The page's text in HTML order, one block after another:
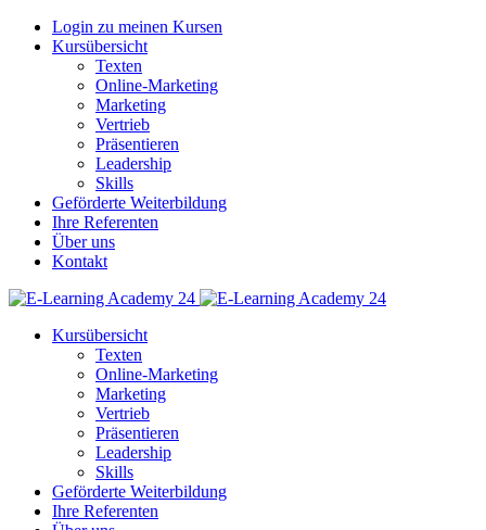
Login zu meinen Kursen
Kursübersicht
Texten
Online-Marketing
Marketing
Vertrieb
Präsentieren
Leadership
Skills
Geförderte Weiterbildung
Ihre Referenten
Über uns
Kontakt
Kursübersicht
Texten
Online-Marketing
Marketing
Vertrieb
Präsentieren
Leadership
Skills
Geförderte Weiterbildung
Ihre Referenten